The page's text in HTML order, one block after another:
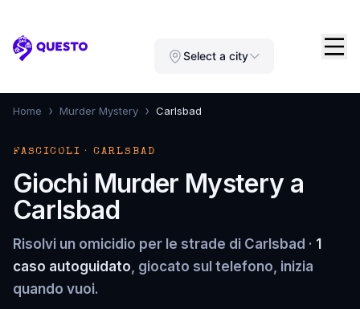
Questo Select a city
Home › Murder Mystery › Carlsbad
FASCICOLI · CARLSBAD
Giochi Murder Mystery a
Carlsbad
Risolvi un omicidio per le strade di Carlsbad · 1
caso autoguidato, giocato sul telefono, inizia
quando vuoi.